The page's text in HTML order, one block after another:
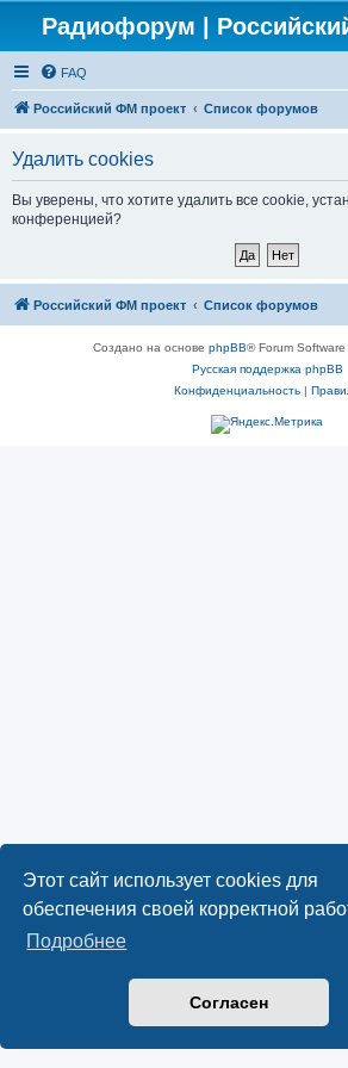
Этот сайт использует cookies для
обеспечения своей корректной
Подробнее
Согласен
Радиофорум |
FAQ
Российский ФМ проект Список форумов
Удалить cookies
Вы уверены, что хотите удалить все cookie,
конференцией?
Российский ФМ проект Список форумов
Создано на основе phpBB® Forum
Русская поддержка phpBB
Конфиденциальность|